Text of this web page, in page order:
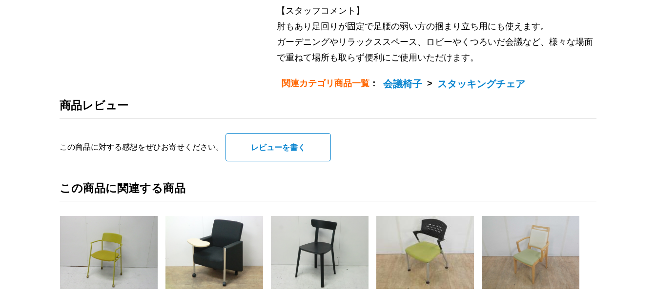
【スタッフコメント】
肘もあり足回りが固定で足腰の弱い方の掴まり立ち用にも使えます。
ガーデニングやリラックススペース、ロビーやくつろいだ会議など、様々な場面
で重ねて場所も取らず便利にご使用いただけます。
関連カテゴリ商品一覧 ： 会議椅子 > スタッキングチェア
商品レビュー
この商品に対する感想をぜひお寄せください。 レビューを書く
この商品に関連する商品